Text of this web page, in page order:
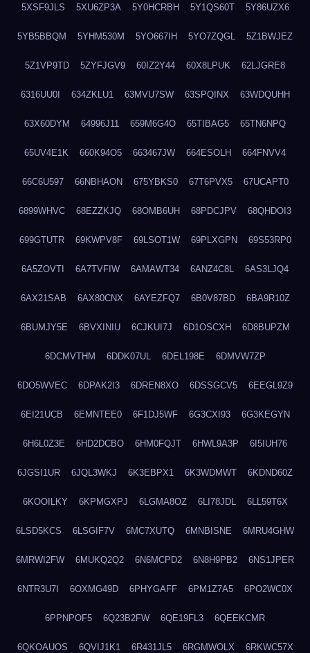
5XSF9JLS 5XU6ZP3A 5Y0HCRBH 5Y1QS60T 5Y86UZX6
5YB5BBQM 5YHM530M 5YO667IH 5YO7ZQGL 5Z1BWJEZ
5Z1VP9TD 5ZYFJGV9 60IZ2Y44 60X8LPUK 62LJGRE8
6316UU0I 634ZKLU1 63MVU7SW 63SPQINX 63WDQUHH
63X60DYM 64996J11 659M6G4O 65TIBAG5 65TN6NPQ
65UV4E1K 660K94O5 663467JW 664ESOLH 664FNVV4
66C6U597 66NBHAON 675YBKS0 67T6PVX5 67UCAPT0
6899WHVC 68EZZKJQ 68OMB6UH 68PDCJPV 68QHDOI3
699GTUTR 69KWPV8F 69LSOT1W 69PLXGPN 69S53RP0
6A5ZOVTI 6A7TVFIW 6AMAWT34 6ANZ4C8L 6AS3LJQ4
6AX21SAB 6AX80CNX 6AYEZFQ7 6B0V87BD 6BA9R10Z
6BUMJY5E 6BVXINIU 6CJKUI7J 6D1OSCXH 6D8BUPZM
6DCMVTHM 6DDK07UL 6DEL198E 6DMVW7ZP
6DO5WVEC 6DPAK2I3 6DREN8XO 6DSSGCV5 6EEGL9Z9
6EI21UCB 6EMNTEE0 6F1DJ5WF 6G3CXI93 6G3KEGYN
6H6L0Z3E 6HD2DCBO 6HM0FQJT 6HWL9A3P 6I5IUH76
6JGSI1UR 6JQL3WKJ 6K3EBPX1 6K3WDMWT 6KDND60Z
6KOOILKY 6KPMGXPJ 6LGMA8OZ 6LI78JDL 6LL59T6X
6LSD5KCS 6LSGIF7V 6MC7XUTQ 6MNBISNE 6MRU4GHW
6MRWI2FW 6MUKQ2Q2 6N6MCPD2 6N8H9PB2 6NS1JPER
6NTR3U7I 6OXMG49D 6PHYGAFF 6PM1Z7A5 6PO2WC0X
6PPNPOF5 6Q23B2FW 6QE19FL3 6QEEKCMR
6QKOAUOS 6QVIJ1K1 6R431JL5 6RGMWOLX 6RKWC57X